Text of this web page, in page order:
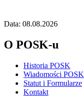
Data: 08.08.2026
O POSK-u
Historia POSK
Wiadomości POSK
Statut i Formularze
Kontakt